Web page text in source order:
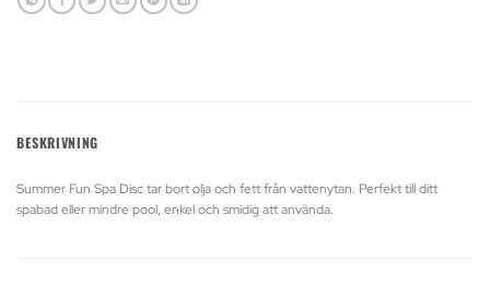
BESKRIVNING
Summer Fun Spa Disc tar bort olja och fett från vattenytan. Perfekt till ditt
spabad eller mindre pool, enkel och smidig att använda.